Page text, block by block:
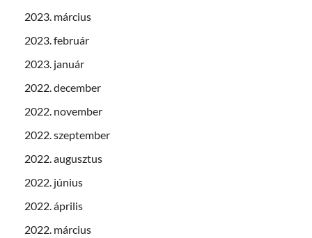
2023. március
2023. február
2023. január
2022. december
2022. november
2022. szeptember
2022. augusztus
2022. június
2022. április
2022. március